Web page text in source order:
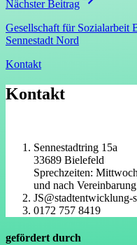
Nächster Beitrag
Gesellschaft für Sozialarbeit
Sennestadt Nord
Kontakt
Kontakt
Sennestadtring 15a
33689 Bielefeld
Sprechzeiten:
und nach Vereinbarung
JS@stadtentwicklung-
0172 757 8419
gefördert durch